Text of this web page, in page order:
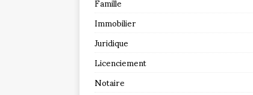
Immobilier
Juridique
Licenciement
Notaire